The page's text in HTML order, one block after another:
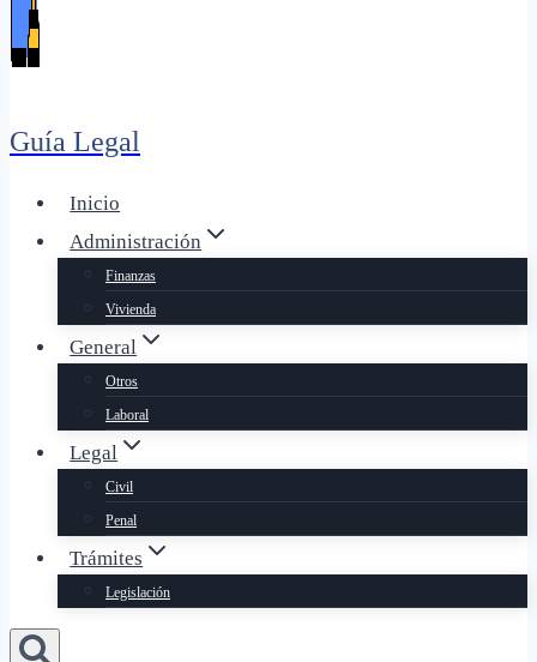
Guía Legal
Inicio
Administración
Finanzas
Vivienda
General
Otros
Laboral
Legal
Civil
Penal
Trámites
Legislación